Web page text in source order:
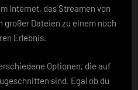
Internet, das Streamen von
großer Dateien zu einem noch
Erlebnis.
Optionen, die auf
sind. Egal ob du